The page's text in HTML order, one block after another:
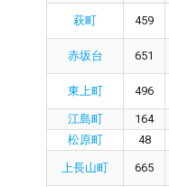
萩町 459
赤坂台 651
東上町 496
江島町 164
松原町
48
上長山町 665